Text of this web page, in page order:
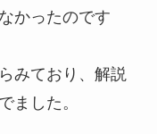
かったのです
みており、解説
ました。